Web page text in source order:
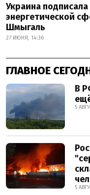
Украина
энергетической
Шмыгаль
27 ИЮНЯ, 14:36
ГЛАВНОЕ
В
5
5